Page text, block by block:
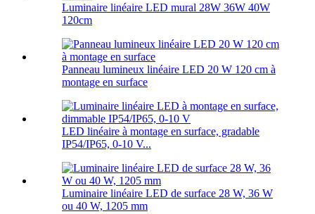
Luminaire linéaire LED mural 28W 36W 40W
120cm
Panneau lumineux linéaire LED 20 W 120 cm à
montage en surface
LED linéaire à montage en surface, gradable
IP54/IP65, 0-10 V...
Luminaire linéaire LED de surface 28 W, 36 W
ou 40 W, 1205 mm